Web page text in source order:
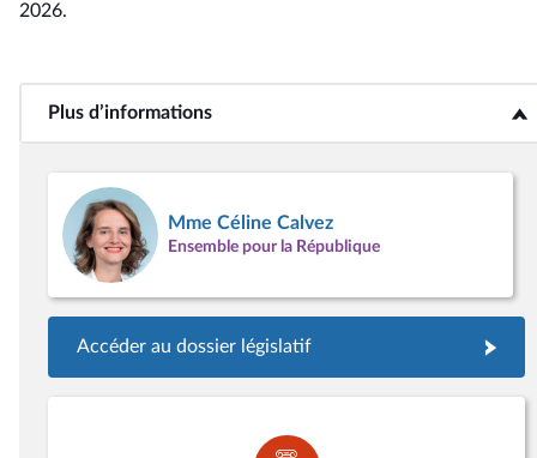
2026.
Plus d’informations<b>Plus d’informations</b>
Mme Céline Calvez
Ensemble pour la République
Accéder au dossier législatif